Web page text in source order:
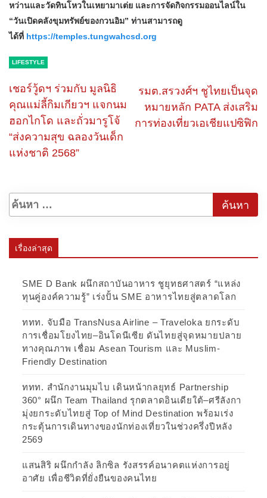
หว่านและวัดทินโหวในเหยามาเต่ย และการจัดกิจกรรมออนไลน์ใน
“วันเปิดคลังขุมทรัพย์ของกวนอิม” ท่านสามารถดู
ได้ที่ https://temples.tungwahcsd.org
LIFESTYLE
เชอร์วู้ดฯ ร่วมกับ มูลนิธิ
คุณแม่ลี้กิมเกียวฯ แจกนม
ฮอกไกโด และถั่วมารูโจ้
“ส่งความสุข ฉลองวันเด็ก
แห่งชาติ 2568”
รมต.สรวงศ์ฯ ชูไทยเป็นจุด
หมายหลัก PATA ส่งเสริม
การท่องเที่ยวเอเชียแปซิฟิก
เรื่องล่าสุด
SME D Bank ผนึกสถาบันอาหาร ชูยุทธศาสตร์ “แหล่ง
ทุนคู่องค์ความรู้” เร่งปั้น SME อาหารไทยสู่ตลาดโลก
ททท. จับมือ TransNusa Airline – Traveloka ยกระดับ
การเชื่อมโยงไทย–อินโดนีเซีย ดันไทยสู่จุดหมายปลาย
ทางคุณภาพ เชื่อม Asean Tourism และ Muslim-
Friendly Destination
ททท. สำนักงานมุมไบ เดินหน้ากลยุทธ์ Partnership
360° ผนึก Team Thailand รุกตลาดอินเดียใต้–ศรีลังกา
มุ่งยกระดับไทยสู่ Top of Mind Destination พร้อมเร่ง
กระตุ้นการเดินทางของนักท่องเที่ยวในช่วงครึ่งปีหลัง
2569
แสนสิริ ผนึกกำลัง ลิกซิล รังสรรค์อนาคตแห่งการอยู่
อาศัย เพื่อชีวิตที่ยั่งยืนของคนไทย